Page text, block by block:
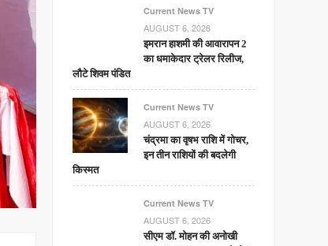
Current News TV
AUGUST 6, 2026
इमरान हाशमी की आवारापन 2
का धमाकेदार ट्रेलर रिलीज,
लौटे शिवम पंडित
Current News TV
AUGUST 6, 2026
चंद्रमा का वृषभ राशि में गोचर,
इन तीन राशियों की बदलेगी
किस्मत
Current News TV
AUGUST 6, 2026
सीएम डॉ. मोहन की अनोखी